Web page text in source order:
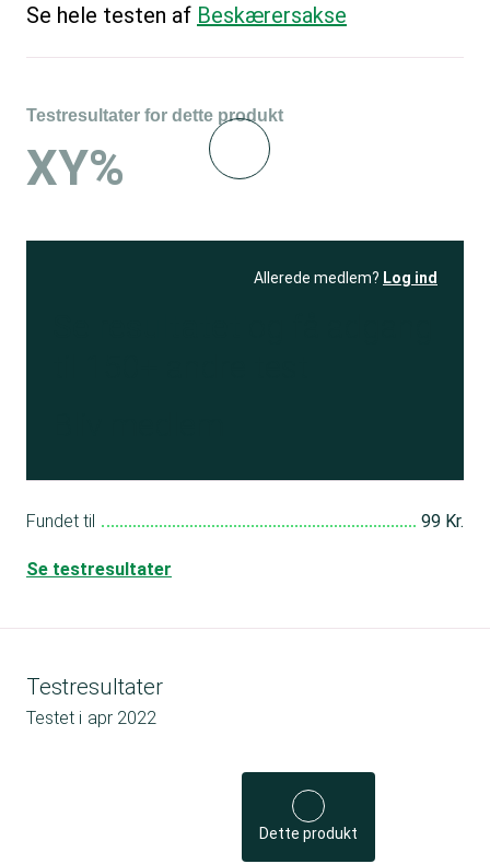
Se hele testen af Beskærersakse
Testresultater for dette produkt
XY%
Allerede medlem? Log ind
Fundet til 99 Kr.
Se testresultater
Testresultater
Testet i apr 2022
Dette produkt